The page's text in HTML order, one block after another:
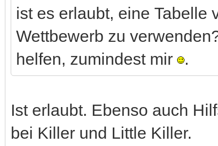
ist es erlaubt, eine Tabelle
Wettbewerb zu
helfen, zumindest mir
.
Ist erlaubt. Ebenso auch
bei Killer und Little Killer.